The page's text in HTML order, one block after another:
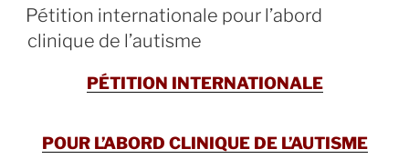
l’enfant
autiste
la
LE
Pétition internationale pour l’abord
clinique de l’autisme
PÉTITION INTERNATIONALE
POUR L’ABORD CLINIQUE DE L’AUTISME